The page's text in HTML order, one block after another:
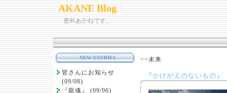
AKANE Blog
更科あかねです。
NEW ENTRIES
皆さんにお知らせ
(09/08)
『龍魂』 (09/06)
<<未来
『かけがえのないもの』